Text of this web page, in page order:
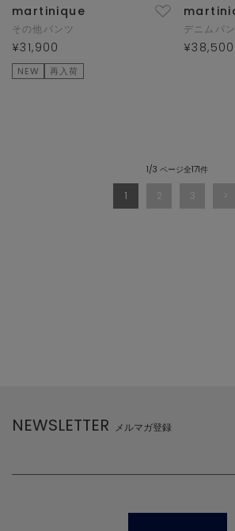
martinique
その他パンツ
¥31,900
NEW 再入荷
デニムパ
¥38,500
1/3 ページ全171件
1 2 3
NEWSLETTER メルマガ登録